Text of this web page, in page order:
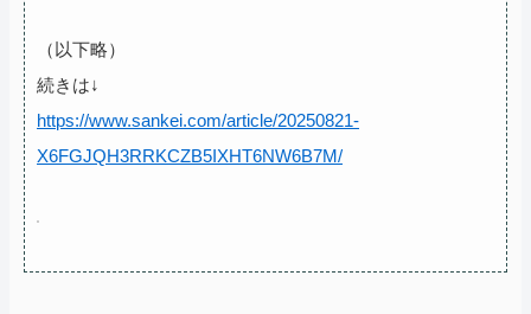
（以下略）
続きは↓
https://www.sankei.com/article/20250821-
X6FGJQH3RRKCZB5IXHT6NW6B7M/